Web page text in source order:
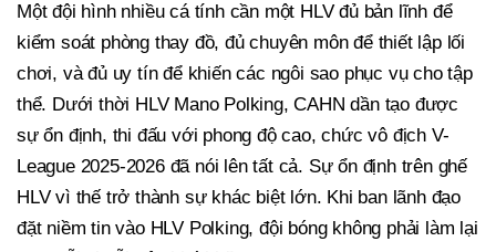
Một đội hình nhiều cá tính cần một HLV đủ bản lĩnh để
kiểm soát phòng thay đồ, đủ chuyên môn để thiết lập lối
chơi, và đủ uy tín để khiến các ngôi sao phục vụ cho tập
thể. Dưới thời HLV Mano Polking, CAHN dần tạo được
sự ổn định, thi đấu với phong độ cao, chức vô địch V-
League 2025-2026 đã nói lên tất cả. Sự ổn định trên ghế
HLV vì thế trở thành sự khác biệt lớn. Khi ban lãnh đạo
đặt niềm tin vào HLV Polking, đội bóng không phải làm lại